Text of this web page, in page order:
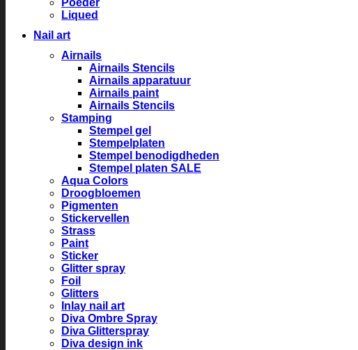
Poeder
Liqued
Nail art
Airnails
Airnails Stencils
Airnails apparatuur
Airnails paint
Airnails Stencils
Stamping
Stempel gel
Stempelplaten
Stempel benodigdheden
Stempel platen SALE
Aqua Colors
Droogbloemen
Pigmenten
Stickervellen
Strass
Paint
Sticker
Glitter spray
Foil
Glitters
Inlay nail art
Diva Ombre Spray
Diva Glitterspray
Diva design ink